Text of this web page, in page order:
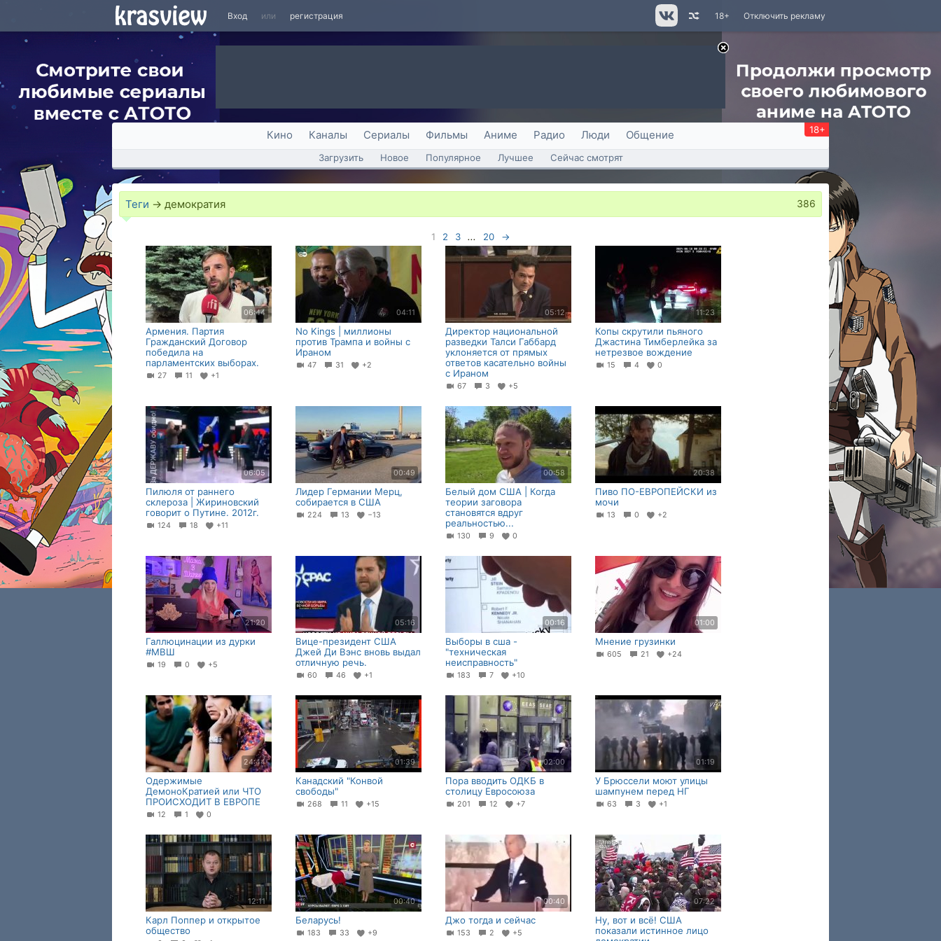
Вход или регистрация Отключить рекламу
18+
Кино Каналы Сериалы Фильмы Аниме Радио Люди Общение 18+
Загрузить Новое Популярное Лучшее Сейчас смотрят
Теги → демократия 386
1 2 3 ... 20 →
06:44
Армения. Партия
Гражданский Договор
победила на
парламентских выборах.
27 11 +1
04:11
No Kings | миллионы
против Трампа и войны с
Ираном
47 31 +2
05:12
Директор национальной
разведки Талси Габбард
уклоняется от прямых
ответов касательно войны
с Ираном
67 3 +5
11:23
Копы скрутили пьяного
Джастина Тимберлейка за
нетрезвое вождение
15 4 0
06:05
Пилюля от раннего
склероза | Жириновский
говорит о Путине. 2012г.
124 18 +11
00:49
Лидер Германии Мерц,
собирается в США
224 13 −13
00:58
Белый дом США | Когда
теории заговора
становятся вдруг
реальностью...
130 9 0
20:38
Пиво ПО-ЕВРОПЕЙСКИ из
мочи
13 0 +2
21:20
Галлюцинации из дурки
#МВШ
19 0 +5
05:16
Вице-президент США
Джей Ди Вэнс вновь выдал
отличную речь.
60 46 +1
00:16
Выборы в сша -
"техническая
неисправность"
183 7 +10
01:00
Мнение грузинки
605 21 +24
24:44
Одержимые
ДемоноКратией или ЧТО
ПРОИСХОДИТ В ЕВРОПЕ
12 1 0
01:39
Канадский "Конвой
свободы"
268 11 +15
02:00
Пора вводить ОДКБ в
столицу Евросоюза
201 12 +7
01:19
У Брюссели моют улицы
шампунем перед НГ
63 3 +1
12:11
Карл Поппер и открытое
общество
00:40
Беларусь!
183 33 +9
00:40
Джо тогда и сейчас
153 2 +5
07:22
Ну, вот и всё! США
показали истинное лицо